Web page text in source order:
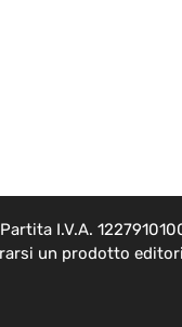
I.V.A.
un prodotto